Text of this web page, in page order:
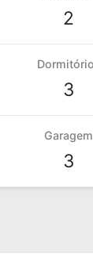
2
3
Garagem
3